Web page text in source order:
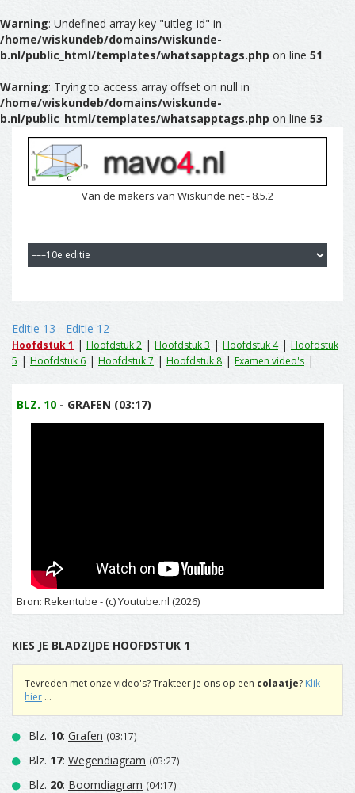
Warning: Undefined array key "uitleg_id" in
/home/wiskundeb/domains/wiskunde-
b.nl/public_html/templates/whatsapptags.php on line 51
Warning: Trying to access array offset on null in
/home/wiskundeb/domains/wiskunde-
b.nl/public_html/templates/whatsapptags.php on line 53
Van de makers van Wiskunde.net - 8.5.2
Editie 13 - Editie 12
Hoofdstuk 1 | Hoofdstuk 2 | Hoofdstuk 3 | Hoofdstuk 4| Hoofdstuk
5 | Hoofdstuk 6 | Hoofdstuk 7 | Hoofdstuk 8 | Examen video's |
BLZ. 10 - GRAFEN (03:17)
Bron: Rekentube - (c) Youtube.nl (2026)
KIES JE BLADZIJDE HOOFDSTUK 1
Tevreden met onze video's? Trakteer je ons op een colaatje? Klik
hier ...
Blz. 10: Grafen (03:17)
Blz. 17: Wegendiagram (03:27)
Blz. 20: Boomdiagram (04:17)